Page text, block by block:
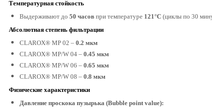
Температурная стойкость
Выдерживают до 50 часов при температуре 121°C (циклы по 30
Абсолютная степень фильтрации
CLAROX® MP 02 – 0.2 мкм
CLAROX® MP/W 04 – 0.45 мкм
CLAROX® MP/W 06 – 0.65 мкм
CLAROX® MP/W 08 – 0.8 мкм
Физические характеристики
Давление проскока пузырька (Bubble point value):